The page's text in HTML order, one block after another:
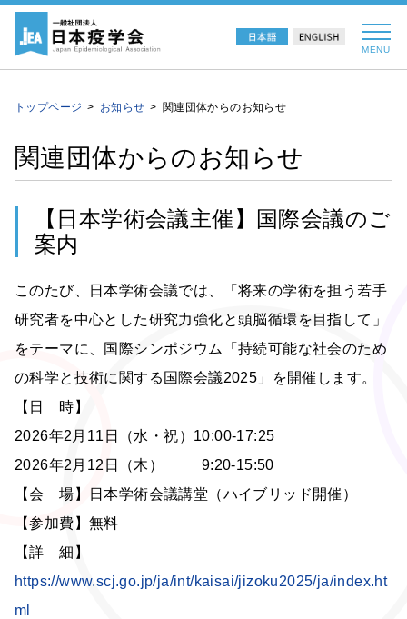
MENU
トップページ お知らせ 関連団体からのお知らせ
関連団体からのお知らせ
【日本学術会議主催】国際会議のご
案内
このたび、日本学術会議では、「将来の学術を担う若手
研究者を中心とした研究力強化と頭脳循環を目指して」
をテーマに、国際シンポジウム「持続可能な社会のため
の科学と技術に関する国際会議2025 」を開催します。
【日 時】
2026年2月11日（水・祝）10:00-17:25
2026年2月12日（木） 9:20-15:50
【会 場】
日本学術会議講堂（ハイブリッド開催）
【参加費】無料
【詳 細】
https://www.scj.go.jp/ja/int/kaisai/jizoku2025/ja/index.ht
ml